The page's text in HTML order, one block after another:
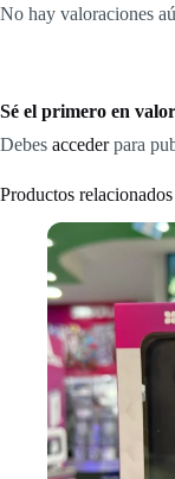
No hay valoraciones
Sé el primero en
Debes accederpara
Productos relacionados